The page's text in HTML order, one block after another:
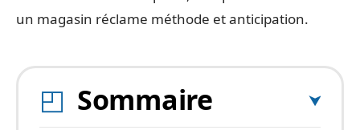
un magasin réclame méthode et anticipation.
Sommaire